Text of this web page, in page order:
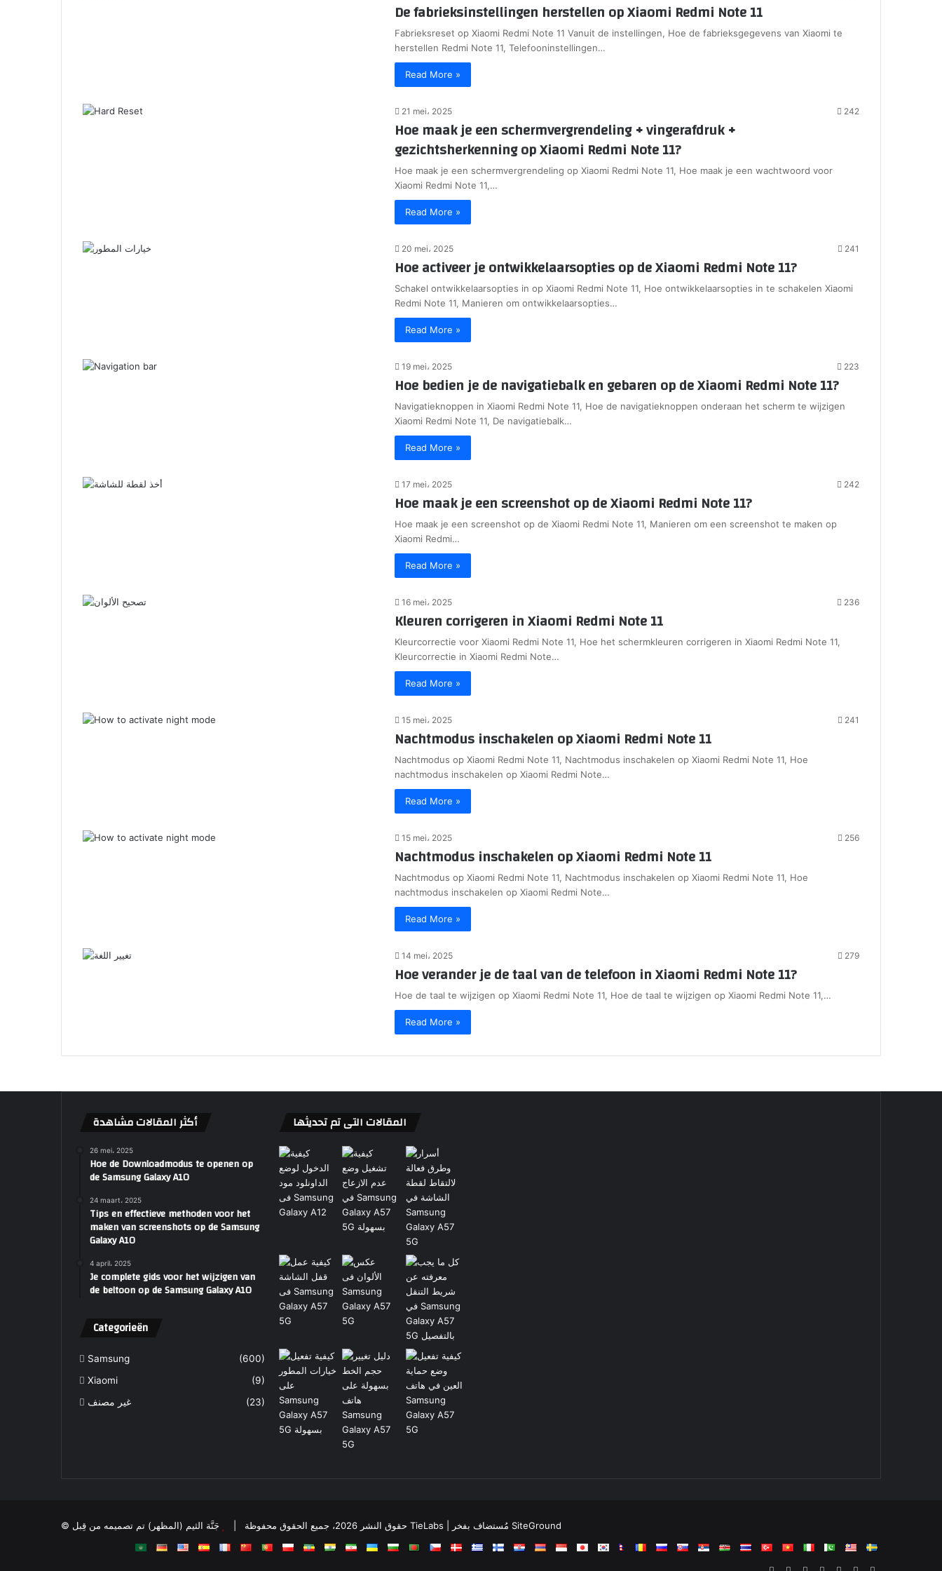
De fabrieksinstellingen herstellen op Xiaomi Redmi Note 11
Fabrieksreset op Xiaomi Redmi Note 11 Vanuit de instellingen, Hoe de fabrieksgegevens van Xiaomi te
herstellen Redmi Note 11, Telefooninstellingen…
Read More »
21 mei، 2025 242
Hoe maak je een schermvergrendeling + vingerafdruk +
gezichtsherkenning op Xiaomi Redmi Note 11?
Hoe maak je een schermvergrendeling op Xiaomi Redmi Note 11, Hoe maak je een wachtwoord voor
Xiaomi Redmi Note 11,…
Read More »
20 mei، 2025 241
Hoe activeer je ontwikkelaarsopties op de Xiaomi Redmi Note 11?
Schakel ontwikkelaarsopties in op Xiaomi Redmi Note 11, Hoe ontwikkelaarsopties in te schakelen Xiaomi
Redmi Note 11, Manieren om ontwikkelaarsopties…
Read More »
19 mei، 2025 223
Hoe bedien je de navigatiebalk en gebaren op de Xiaomi Redmi Note 11?
Navigatieknoppen in Xiaomi Redmi Note 11, Hoe de navigatieknoppen onderaan het scherm te wijzigen
Xiaomi Redmi Note 11, De navigatiebalk…
Read More »
17 mei، 2025 242
Hoe maak je een screenshot op de Xiaomi Redmi Note 11?
Hoe maak je een screenshot op de Xiaomi Redmi Note 11, Manieren om een screenshot te maken op
Xiaomi Redmi…
Read More »
16 mei، 2025 236
Kleuren corrigeren in Xiaomi Redmi Note 11
Kleurcorrectie voor Xiaomi Redmi Note 11, Hoe het schermkleuren corrigeren in Xiaomi Redmi Note 11,
Kleurcorrectie in Xiaomi Redmi Note…
Read More »
15 mei، 2025 241
Nachtmodus inschakelen op Xiaomi Redmi Note 11
Nachtmodus op Xiaomi Redmi Note 11, Nachtmodus inschakelen op Xiaomi Redmi Note 11, Hoe
nachtmodus inschakelen op Xiaomi Redmi Note…
Read More »
15 mei، 2025 256
Nachtmodus inschakelen op Xiaomi Redmi Note 11
Nachtmodus op Xiaomi Redmi Note 11, Nachtmodus inschakelen op Xiaomi Redmi Note 11, Hoe
nachtmodus inschakelen op Xiaomi Redmi Note…
Read More »
14 mei، 2025 279
Hoe verander je de taal van de telefoon in Xiaomi Redmi Note 11?
Hoe de taal te wijzigen op Xiaomi Redmi Note 11, Hoe de taal te wijzigen op Xiaomi Redmi Note 11,…
Read More »
أكثر المقالات مشاهدة
26 mei، 2025
Hoe de Downloadmodus te openen op
de Samsung Galaxy A10
24 maart، 2025
Tips en effectieve methoden voor het
maken van screenshots op de Samsung
Galaxy A10
4 april، 2025
Je complete gids voor het wijzigen van
de beltoon op de Samsung Galaxy A10
Categorieën
Samsung
(600)
Xiaomi
(9)
غير مصنف
(23)
المقالات التى تم تحديثها
© حقوق النشر 2026، جميع الحقوق محفوظة | جَنَّة الثيم (المظهر) تم تصميمه من قِبل TieLabs SiteGround